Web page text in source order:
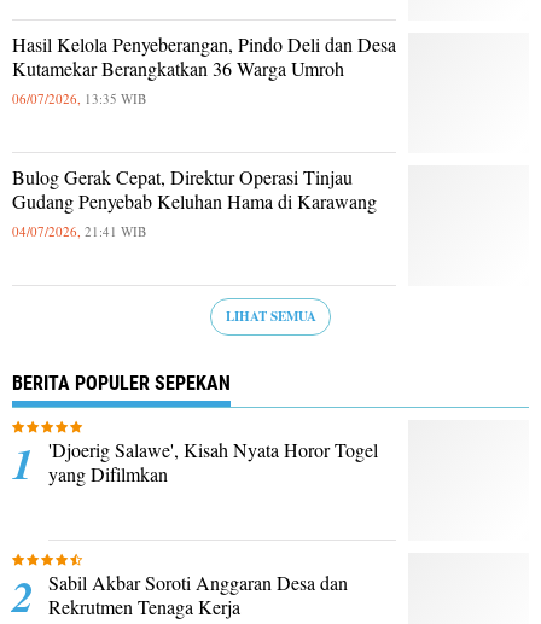
Hasil Kelola Penyeberangan, Pindo Deli dan Desa
Kutamekar Berangkatkan 36 Warga Umroh
06/07/2026, 13:35 WIB
Bulog Gerak Cepat, Direktur Operasi Tinjau
Gudang Penyebab Keluhan Hama di Karawang
04/07/2026, 21:41 WIB
LIHAT SEMUA
BERITA POPULER SEPEKAN
'Djoerig Salawe', Kisah Nyata Horor Togel
yang Difilmkan
Sabil Akbar Soroti Anggaran Desa dan
Rekrutmen Tenaga Kerja